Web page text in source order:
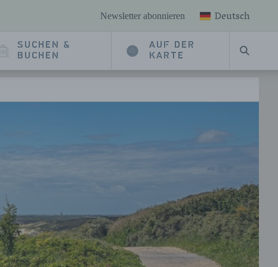
Newsletter abonnieren Deutsch
SUCHEN &
BUCHEN
AUF DER
KARTE
SUCHE